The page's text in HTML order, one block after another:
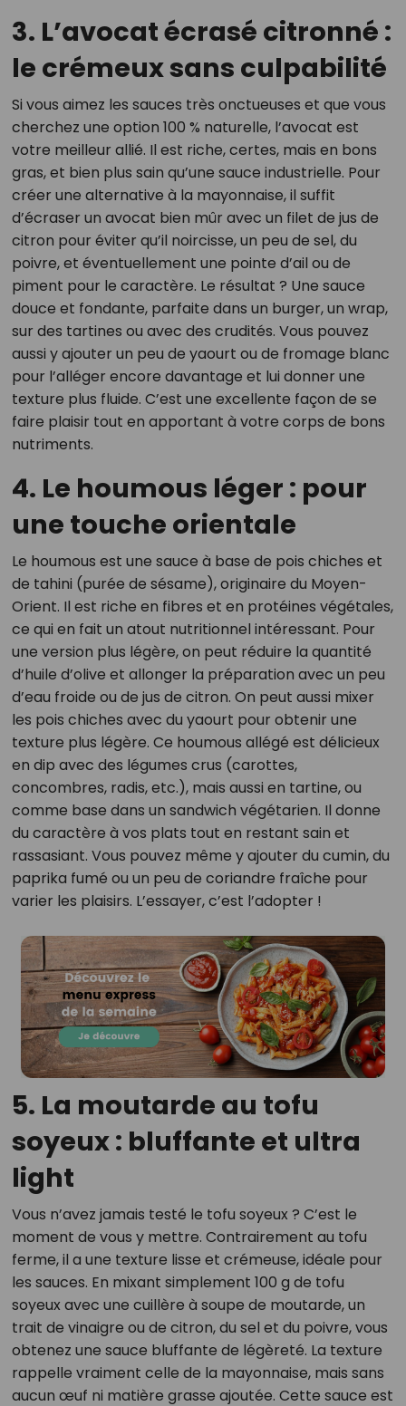
3. L’avocat écrasé citronné :
le crémeux sans culpabilité
Si vous aimez les sauces très onctueuses et que vous
cherchez une option 100 % naturelle, l’avocat est
votre meilleur allié. Il est riche, certes, mais en bons
gras, et bien plus sain qu’une sauce industrielle. Pour
créer une alternative à la mayonnaise, il suffit
d’écraser un avocat bien mûr avec un filet de jus de
citron pour éviter qu’il noircisse, un peu de sel, du
poivre, et éventuellement une pointe d’ail ou de
piment pour le caractère. Le résultat ? Une sauce
douce et fondante, parfaite dans un burger, un wrap,
sur des tartines ou avec des crudités. Vous pouvez
aussi y ajouter un peu de yaourt ou de fromage blanc
pour l’alléger encore davantage et lui donner une
texture plus fluide. C’est une excellente façon de se
faire plaisir tout en apportant à votre corps de bons
nutriments.
4. Le houmous léger : pour
une touche orientale
Le houmous est une sauce à base de pois chiches et
de tahini (purée de sésame), originaire du Moyen-
Orient. Il est riche en fibres et en protéines végétales,
ce qui en fait un atout nutritionnel intéressant. Pour
une version plus légère, on peut réduire la quantité
d’huile d’olive et allonger la préparation avec un peu
d’eau froide ou de jus de citron. On peut aussi mixer
les pois chiches avec du yaourt pour obtenir une
texture plus légère. Ce houmous allégé est délicieux
en dip avec des légumes crus (carottes,
concombres, radis, etc.), mais aussi en tartine, ou
comme base dans un sandwich végétarien. Il donne
du caractère à vos plats tout en restant sain et
rassasiant. Vous pouvez même y ajouter du cumin, du
paprika fumé ou un peu de coriandre fraîche pour
varier les plaisirs. L’essayer, c’est l’adopter !
5. La moutarde au tofu
soyeux : bluffante et ultra
light
Vous n’avez jamais testé le tofu soyeux ? C’est le
moment de vous y mettre. Contrairement au tofu
ferme, il a une texture lisse et crémeuse, idéale pour
les sauces. En mixant simplement 100 g de tofu
soyeux avec une cuillère à soupe de moutarde, un
trait de vinaigre ou de citron, du sel et du poivre, vous
obtenez une sauce bluffante de légèreté. La texture
rappelle vraiment celle de la mayonnaise, mais sans
aucun œuf ni matière grasse ajoutée. Cette sauce est